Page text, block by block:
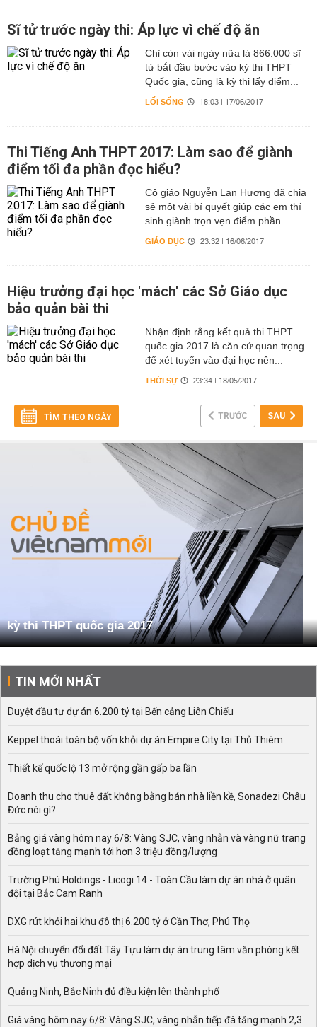
Sĩ tử trước ngày thi: Áp lực vì chế độ ăn
Chỉ còn vài ngày nữa là 866.000 sĩ
tử bắt đầu bước vào kỳ thi THPT
Quốc gia, cũng là kỳ thi lấy điểm...
LỐI SỐNG 18:03 | 17/06/2017
Thi Tiếng Anh THPT 2017: Làm sao để giành
điểm tối đa phần đọc hiểu?
Cô giáo Nguyễn Lan Hương đã chia
sẻ một vài bí quyết giúp các em thí
sinh giành trọn vẹn điểm phần...
GIÁO DỤC 23:32 | 16/06/2017
Hiệu trưởng đại học 'mách' các Sở Giáo dục
bảo quản bài thi
Nhận định rằng kết quả thi THPT
quốc gia 2017 là căn cứ quan trọng
để xét tuyển vào đại học nên...
THỜI SỰ 23:34 | 18/05/2017
TÌM THEO NGÀY TRƯỚC SAU
kỳ thi THPT quốc gia 2017
TIN MỚI NHẤT
Duyệt đầu tư dự án 6.200 tỷ tại Bến cảng Liên Chiểu
Keppel thoái toàn bộ vốn khỏi dự án Empire City tại Thủ Thiêm
Thiết kế quốc lộ 13 mở rộng gần gấp ba lần
Doanh thu cho thuê đất không bằng bán nhà liền kề, Sonadezi Châu
Đức nói gì?
Bảng giá vàng hôm nay 6/8: Vàng SJC, vàng nhẫn và vàng nữ trang
đồng loạt tăng mạnh tới hơn 3 triệu đồng/lượng
Trường Phú Holdings - Licogi 14 - Toàn Cầu làm dự án nhà ở quân
đội tại Bắc Cam Ranh
DXG rút khỏi hai khu đô thị 6.200 tỷ ở Cần Thơ, Phú Thọ
Hà Nội chuyển đổi đất Tây Tựu làm dự án trung tâm văn phòng kết
hợp dịch vụ thương mại
Quảng Ninh, Bắc Ninh đủ điều kiện lên thành phố
Giá vàng hôm nay 6/8: Vàng SJC, vàng nhẫn tiếp đà tăng mạnh 2,3